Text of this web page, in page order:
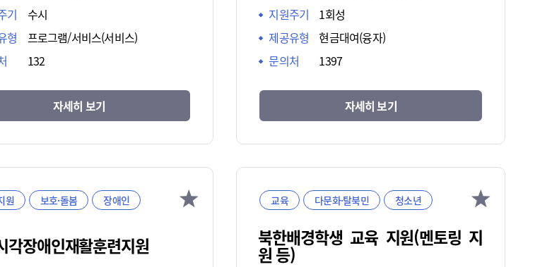
기
수시
형
프로그램/서비스(서비스)
132
자세히 보기
지원주기
1회성
제공유형
현금대여(융자)
문의처
1397
자세히 보기
원 보호·돌봄 장애인
각장애인재활훈련지원
교육 다문화·탈북민 청소년
북한배경학생 교육 지원(멘토링 지
원 등)